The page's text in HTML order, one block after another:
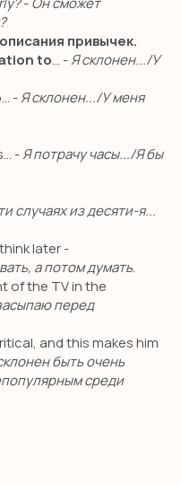
привычек.
to... -Я склонен.../У
... -Я склонен.../У меня
-Я потрачу часы.../Я бы
случаях из десяти-я...
later -
а потом думать.
of the TV in the
перед
and this makes him
быть очень
среди